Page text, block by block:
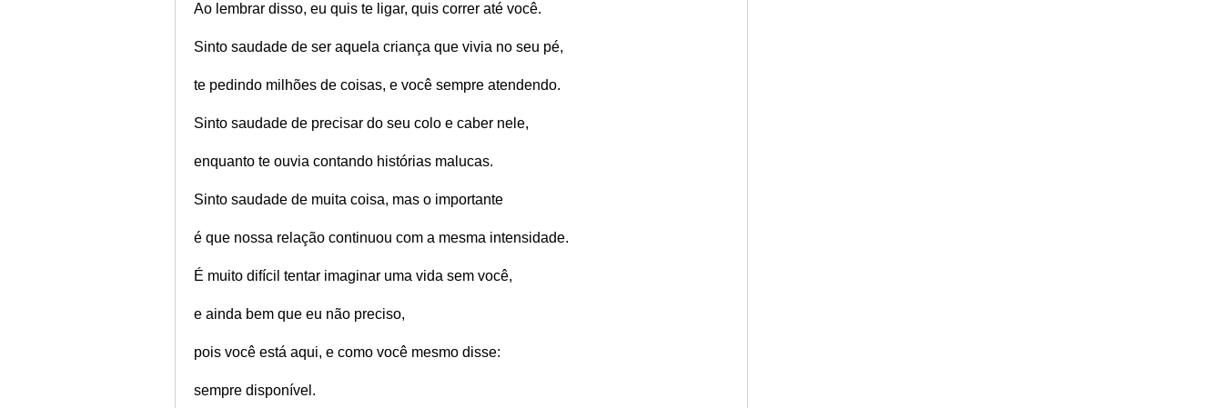
Ao lembrar disso, eu quis te ligar, quis correr até você.
Sinto saudade de ser aquela criança que vivia no seu pé,
te pedindo milhões de coisas, e você sempre atendendo.
Sinto saudade de precisar do seu colo e caber nele,
enquanto te ouvia contando histórias malucas.
Sinto saudade de muita coisa, mas o importante
é que nossa relação continuou com a mesma intensidade.
É muito difícil tentar imaginar uma vida sem você,
e ainda bem que eu não preciso,
pois você está aqui, e como você mesmo disse:
sempre disponível.